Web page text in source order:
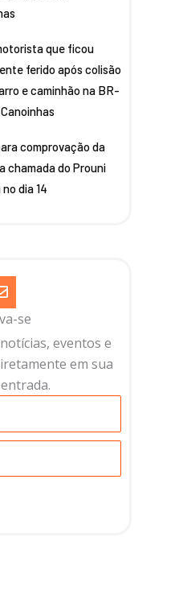
que ficou
ferido após colisão
e caminhão na BR-
comprovação da
chamada do Prouni
dia 14
se
eventos e
em sua